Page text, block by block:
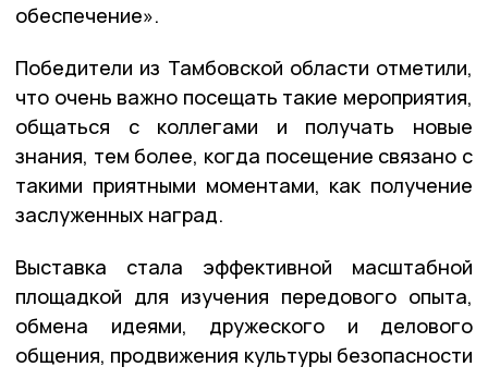
обеспечение».
Победители из Тамбовской области отметили,
что очень важно посещать такие мероприятия,
общаться с коллегами и получать новые
знания, тем более, когда посещение связано с
такими приятными моментами, как получение
заслуженных наград.
Выставка стала эффективной масштабной
площадкой для изучения передового опыта,
обмена идеями, дружеского и делового
общения, продвижения культуры безопасности